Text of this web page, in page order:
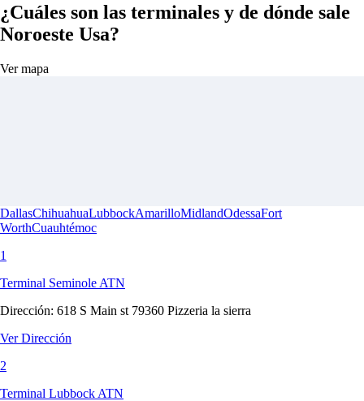
¿Cuáles son las terminales y de dónde sale
Noroeste Usa?
Ver mapa
DallasChihuahuaLubbockAmarilloMidlandOdessaFort
WorthCuauhtémoc
1
Terminal Seminole ATN
Dirección: 618 S Main st 79360 Pizzeria la sierra
Ver Dirección
2
Terminal Lubbock ATN